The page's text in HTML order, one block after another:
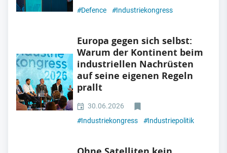
#Defence #Industriekongress
Europa gegen sich selbst:
Warum der Kontinent beim
industriellen Nachrüsten
auf seine eigenen Regeln
prallt
30.06.2026
#Industriekongress #Industriepolitik